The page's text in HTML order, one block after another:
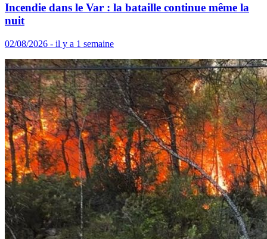
Incendie dans le Var : la bataille continue même la
nuit
02/08/2026 - il y a 1 semaine